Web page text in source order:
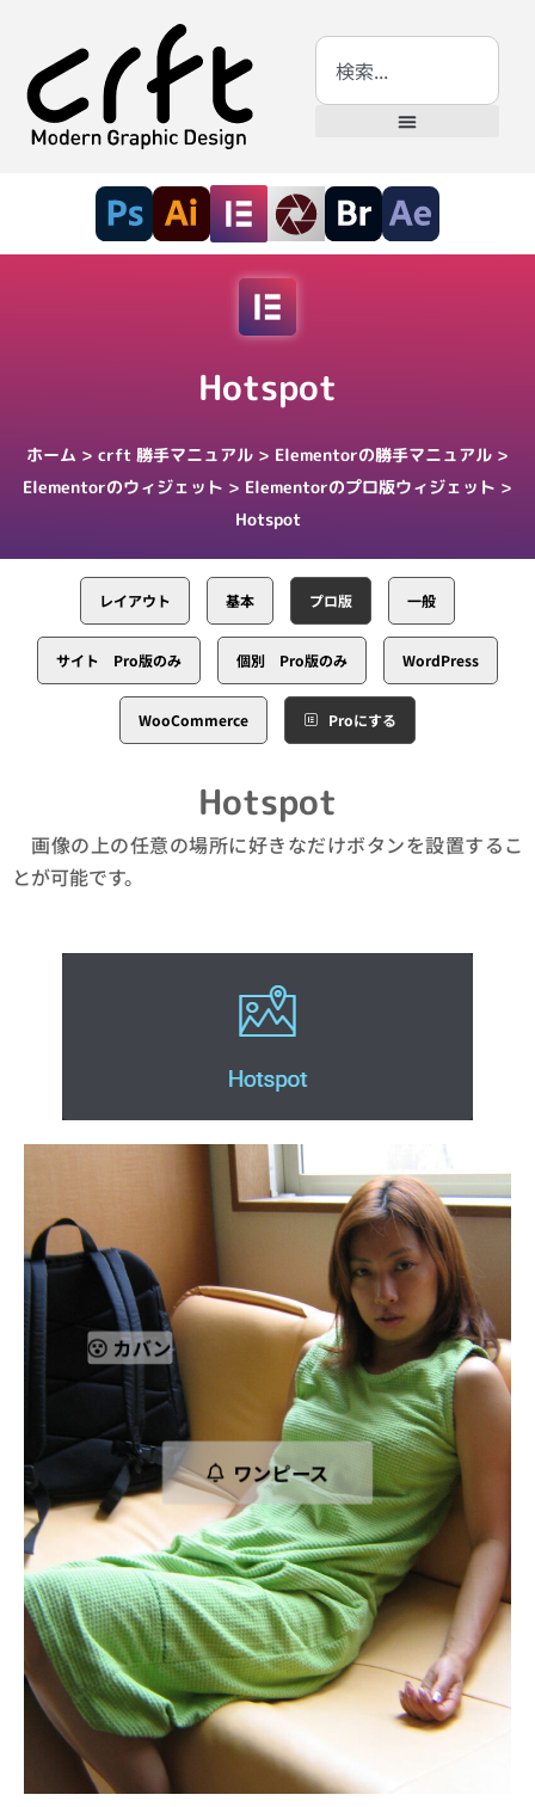
Hotspot
ホーム > crft 勝手マニュアル > Elementorの勝手マニュアル >
Elementorのウィジェット > Elementorのプロ版ウィジェット >
Hotspot
レイアウト 基本 プロ版 一般
サイト Pro版のみ 個別 Pro版のみ WordPress
WooCommerce Proにする
Hotspot
画像の上の任意の場所に好きなだけボタンを設置するこ
とが可能です。
ワンピース
カバン